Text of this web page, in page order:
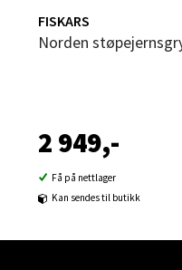
FISKARS
Norden
2 949,-
Få på nettlager
Kan sendes til butikk
Åpent i dag 10-19
5 i butikk
Steinkjer -